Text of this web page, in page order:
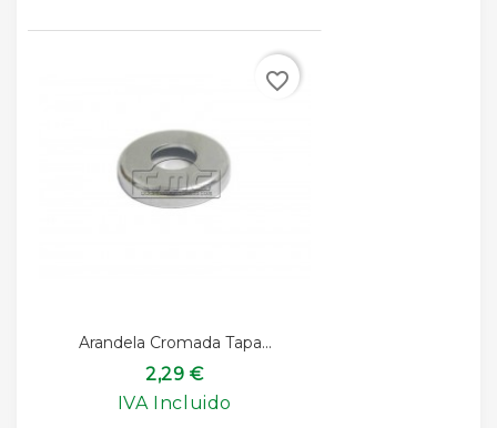
Arandela Cromada Tapa...
2,29 €
IVA Incluido
favorite_border